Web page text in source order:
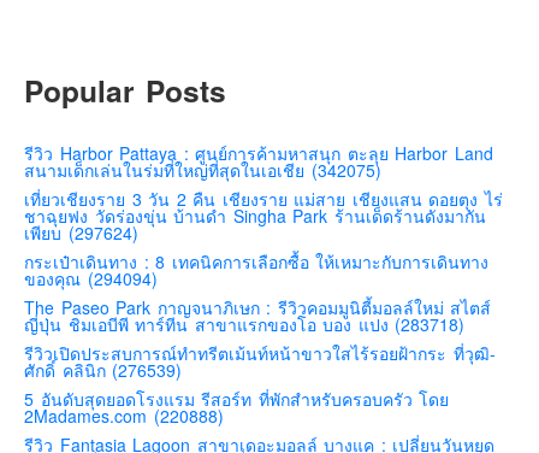
เบลเยี่ยม
โปรตุเกส
สเปน
โครเอเชีย
สโลเวเนีย
มอนเตรเนโกร
บอสเนียและเฮอร์เซโกวีน่า
ญี่ปุ่น
คันโต-โตเกียวและรอบๆ
Popular Posts
รีวิว Harbor Pattaya : ศูนย์การค้ามหาสนุก ตะลุย Harbor Land
สนามเด็กเล่นในร่มที่ใหญ่ที่สุดในเอเชีย (342075)
เที่ยวเชียงราย 3 วัน 2 คืน เชียงราย แม่สาย เชียงแสน ดอยตุง ไร่
ชาฉุยฟง วัดร่องขุ่น บ้านดำ Singha Park ร้านเด็ดร้านดังมากัน
เพียบ (297624)
กระเป๋าเดินทาง : 8 เทคนิคการเลือกซื้อ ให้เหมาะกับการเดินทาง
ของคุณ (294094)
The Paseo Park กาญจนาภิเษก : รีวิวคอมมูนิตี้มอลล์ใหม่ สไตส์
ญี่ปุ่น ชิมเอบีพี ทาร์ทีน สาขาแรกของโอ บอง แปง (283718)
รีวิวเปิดประสบการณ์ทำทรีตเม้นท์หน้าขาวใสไร้รอยฝ้ากระ ที่วุฒิ-
ศักดิ์ คลินิก (276539)
5 อันดับสุดยอดโรงแรม รีสอร์ท ที่พักสำหรับครอบครัว โดย
2Madames.com (220888)
รีวิว Fantasia Lagoon สาขาเดอะมอลล์ บางแค : เปลี่ยนวันหยุด